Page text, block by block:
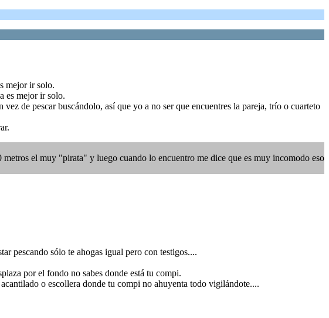
mejor ir solo.
es mejor ir solo.
de pescar buscándolo, así que yo a no ser que encuentres la pareja, trío o cuarteto
el muy "pirata" y luego cuando lo encuentro me dice que es muy incomodo eso
pescando sólo te ahogas igual pero con testigos....
por el fondo no sabes donde está tu compi.
o escollera donde tu compi no ahuyenta todo vigilándote....